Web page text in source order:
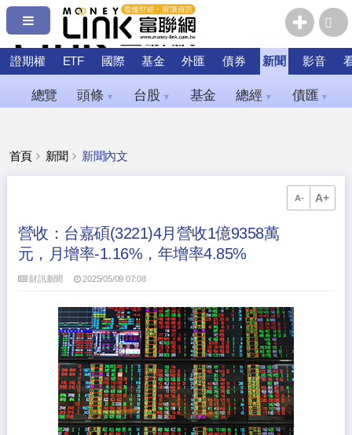
證期權 ETF 國際 基金 外匯 債券 新聞 影音
總覽 頭條 ▼ 台股 ▼ 基金 總經 ▼ 債匯 ▼
首頁 新聞 新聞內文
A- A+
營收：台嘉碩(3221)4月營收1億9358萬
元，月增率-1.16%，年增率4.85%
財訊新聞 2025/05/09 07:08